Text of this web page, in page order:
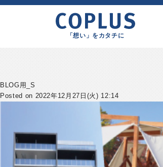
「想い」をカタチに
BLOG用_S
Posted on 2022年12月27日(火) 12:14